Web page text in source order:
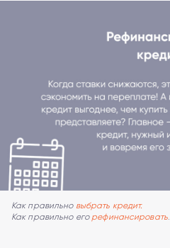
Как правильно выбрать кредит.
Как правильно его рефинансировать.